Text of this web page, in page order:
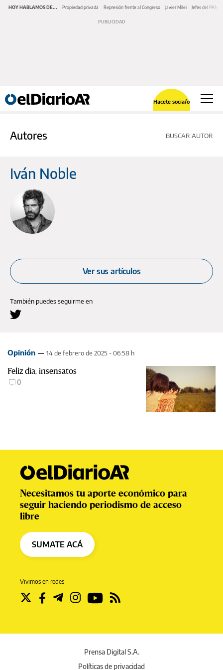
HOY HABLAMOS DE... Propiedad privada Represión frente al Congreso Javier Milei Jefes del PAMI
Hacete socia/o
Autores BUSCAR AUTOR
Iván Noble
Ver sus artículos
También puedes seguirme en
Opinión 14 de febrero de 2025 - 06:58 h
Feliz día, insensatos
0
Vivimos en redes
Necesitamos tu aporte económico para
seguir haciendo periodismo de acceso
libre
SUMATE ACÁ
Prensa Digital S.A.
Políticas de privacidad